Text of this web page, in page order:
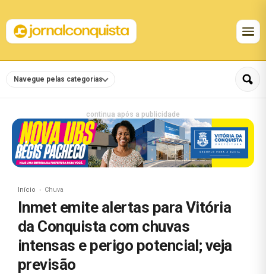
Navegue pelas categorias
continua após a publicidade
Início Chuva
Inmet emite alertas para Vitória
da Conquista com chuvas
intensas e perigo potencial; veja
previsão